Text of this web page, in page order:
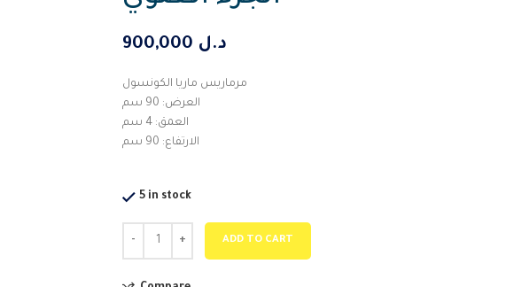
د.ل
مرماريس ماريا الكونسول
العرض: 90 سم
العمق: 4 سم
الارتفاع: 90 سم
5 in stock
ADD TO CART